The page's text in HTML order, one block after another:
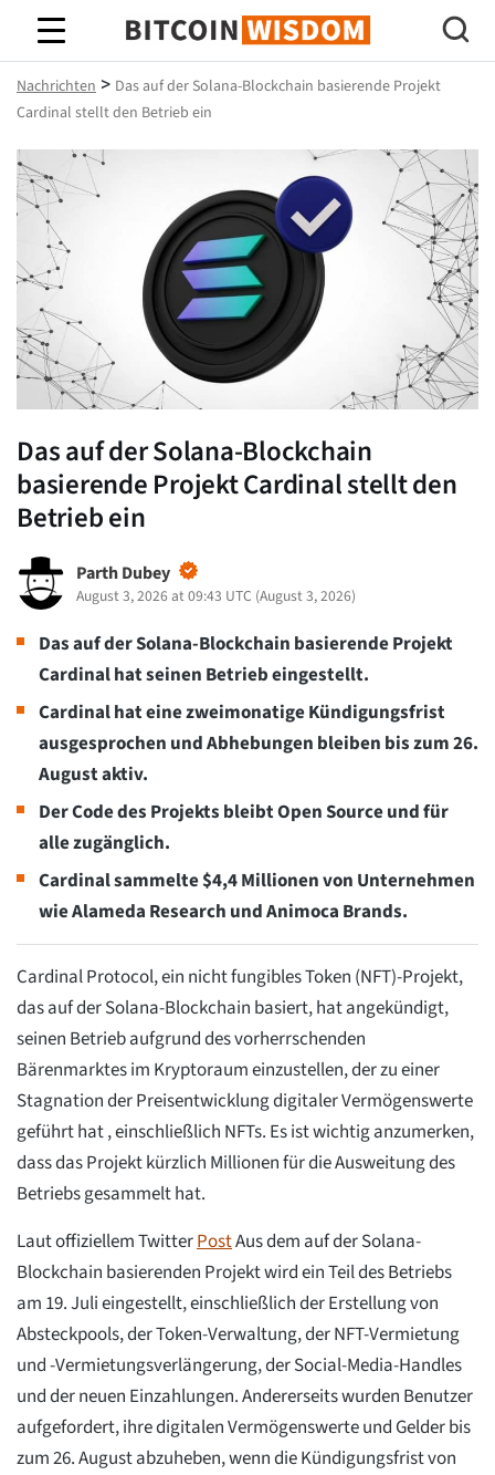
Bitcoin-Weisheit
Nachrichten > Das auf der Solana-Blockchain basierende Projekt
Cardinal stellt den Betrieb ein
Das auf der Solana-Blockchain
basierende Projekt Cardinal stellt den
Betrieb ein
Parth Dubey
August 3, 2026 at 09:43 UTC (August 3, 2026)
Das auf der Solana-Blockchain basierende Projekt
Cardinal hat seinen Betrieb eingestellt.
Cardinal hat eine zweimonatige Kündigungsfrist
ausgesprochen und Abhebungen bleiben bis zum 26.
August aktiv.
Der Code des Projekts bleibt Open Source und für
alle zugänglich.
Cardinal sammelte $4,4 Millionen von Unternehmen
wie Alameda Research und Animoca Brands.
Cardinal Protocol, ein nicht fungibles Token (NFT)-Projekt,
das auf der Solana-Blockchain basiert, hat angekündigt,
seinen Betrieb aufgrund des vorherrschenden
Bärenmarktes im Kryptoraum einzustellen, der zu einer
Stagnation der Preisentwicklung digitaler Vermögenswerte
geführt hat , einschließlich NFTs. Es ist wichtig anzumerken,
dass das Projekt kürzlich Millionen für die Ausweitung des
Betriebs gesammelt hat.
Laut offiziellem TwitterPostAus dem auf der Solana-
Blockchain basierenden Projekt wird ein Teil des Betriebs
am 19. Juli eingestellt, einschließlich der Erstellung von
Absteckpools, der Token-Verwaltung, der NFT-Vermietung
und -Vermietungsverlängerung, der Social-Media-Handles
und der neuen Einzahlungen. Andererseits wurden Benutzer
aufgefordert, ihre digitalen Vermögenswerte und Gelder bis
zum 26. August abzuheben, wenn die Kündigungsfrist von